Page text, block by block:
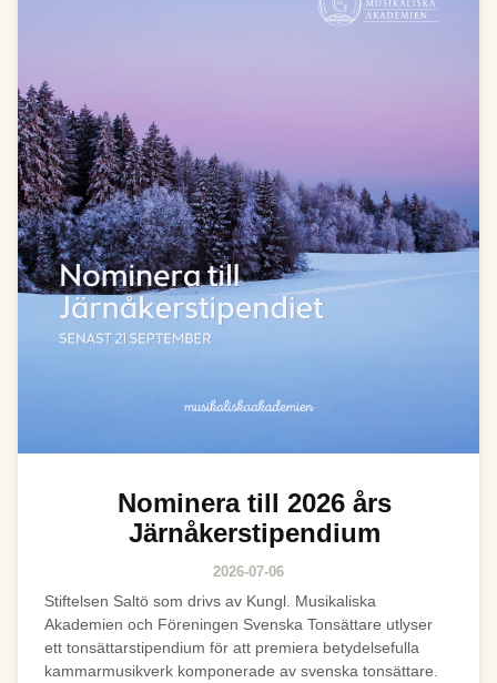
Nominera till 2026 års
Järnåkerstipendium
2026-07-06
Stiftelsen Saltö som drivs av Kungl. Musikaliska
Akademien och Föreningen Svenska Tonsättare utlyser
ett tonsättarstipendium för att premiera betydelsefulla
kammarmusikverk komponerade av svenska tonsättare.